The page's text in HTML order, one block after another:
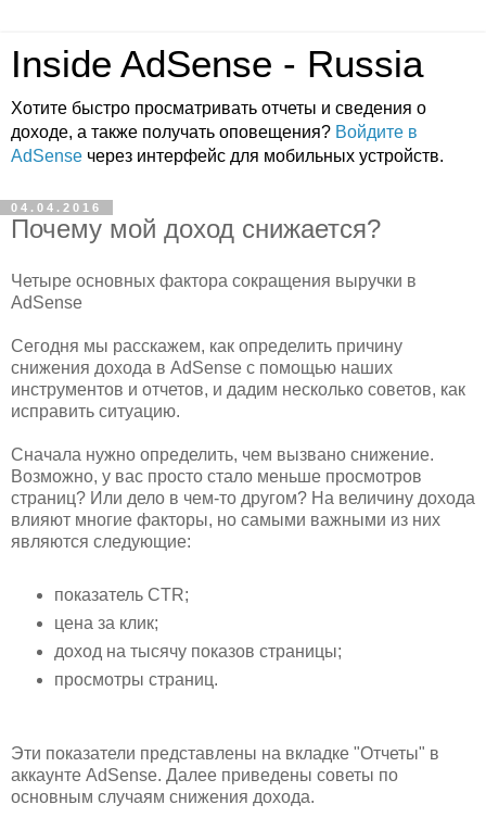
Inside AdSense - Russia
Хотите быстро просматривать отчеты и сведения о
доходе, а также получать оповещения? Войдите в
AdSense через интерфейс для мобильных устройств.
04.04.2016
Почему мой доход снижается?
Четыре основных фактора сокращения выручки в
AdSense
Сегодня мы расскажем, как определить причину
снижения дохода в AdSense с помощью наших
инструментов и отчетов, и дадим несколько советов, как
исправить ситуацию.
Сначала нужно определить, чем вызвано снижение.
Возможно, у вас просто стало меньше просмотров
страниц? Или дело в чем-то другом? На величину дохода
влияют многие факторы, но самыми важными из них
являются следующие:
показатель CTR;
цена за клик;
доход на тысячу показов страницы;
просмотры страниц.
Эти показатели представлены на вкладке "Отчеты" в
аккаунте AdSense. Далее приведены советы по
основным случаям снижения дохода.